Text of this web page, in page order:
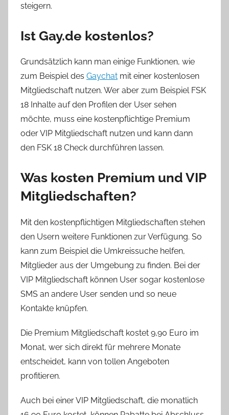
steigern.
Ist Gay.de kostenlos?
Grundsätzlich kann man einige Funktionen, wie
zum Beispiel des Gaychat mit einer kostenlosen
Mitgliedschaft nutzen. Wer aber zum Beispiel FSK
18 Inhalte auf den Profilen der User sehen
möchte, muss eine kostenpflichtige Premium
oder VIP Mitgliedschaft nutzen und kann dann
den FSK 18 Check durchführen lassen.
Was kosten Premium und VIP
Mitgliedschaften?
Mit den kostenpflichtigen Mitgliedschaften stehen
den Usern weitere Funktionen zur Verfügung. So
kann zum Beispiel die Umkreissuche helfen,
Mitglieder aus der Umgebung zu finden. Bei der
VIP Mitgliedschaft können User sogar kostenlose
SMS an andere User senden und so neue
Kontakte knüpfen.
Die Premium Mitgliedschaft kostet 9,90 Euro im
Monat, wer sich direkt für mehrere Monate
entscheidet, kann von tollen Angeboten
profitieren.
Auch bei einer VIP Mitgliedschaft, die monatlich